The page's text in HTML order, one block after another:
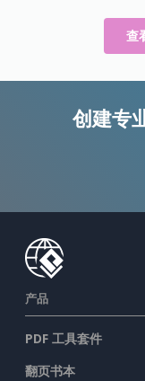
查
创建专
产品
PDF 工具套件
翻页书本